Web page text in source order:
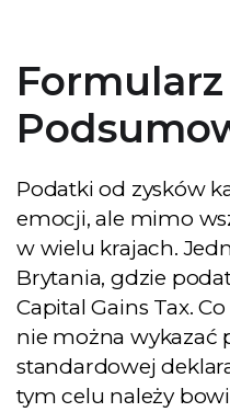
Formularz
Podatki od zysków
emocji, ale mimo
w wielu krajach.
Brytania, gdzie
Capital Gains Tax.
nie można wykazać
standardowej
tym celu należy